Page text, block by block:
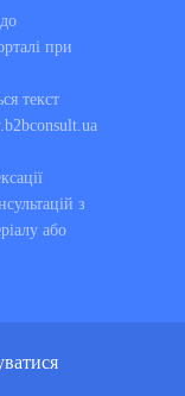
при
текст
з
або